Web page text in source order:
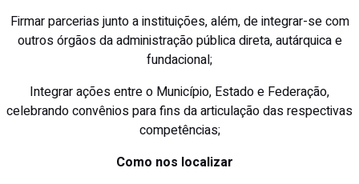
Firmar parcerias junto a instituições, além, de integrar-se com
outros órgãos da administração pública direta, autárquica e
fundacional;
Integrar ações entre o Município, Estado e Federação,
celebrando convênios para fins da articulação das respectivas
competências;
Como nos localizar